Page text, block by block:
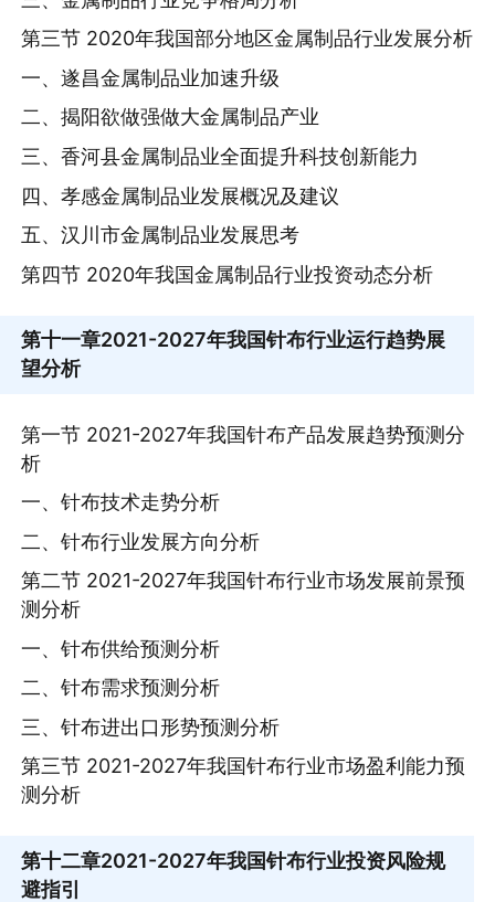
第三节 2020年我国部分地区金属制品行业发展分析
一、遂昌金属制品业加速升级
二、揭阳欲做强做大金属制品产业
三、香河县金属制品业全面提升科技创新能力
四、孝感金属制品业发展概况及建议
五、汉川市金属制品业发展思考
第四节 2020年我国金属制品行业投资动态分析
第十一章2021-2027年我国针布行业运行趋势展
望分析
第一节 2021-2027年我国针布产品发展趋势预测分
析
一、针布技术走势分析
二、针布行业发展方向分析
第二节 2021-2027年我国针布行业市场发展前景预
测分析
一、针布供给预测分析
二、针布需求预测分析
三、针布进出口形势预测分析
第三节 2021-2027年我国针布行业市场盈利能力预
测分析
第十二章2021-2027年我国针布行业投资风险规
避指引